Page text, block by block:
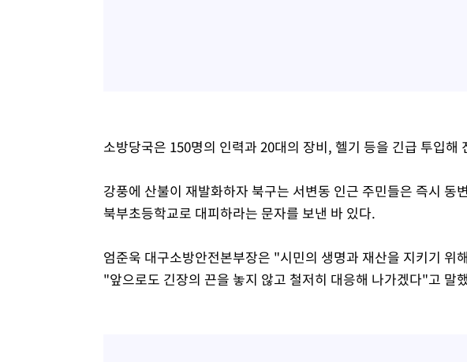
소방당국은 150명의 인력과 20대의 장비, 헬기 등을 긴급 투입해
강풍에 산불이 재발화하자 북구는 서변동 인근 주민들은 즉시 동
북부초등학교로 대피하라는 문자를 보낸 바 있다.
엄준욱 대구소방안전본부장은 "시민의 생명과 재산을 지키기 위
"앞으로도 긴장의 끈을 놓지 않고 철저히 대응해 나가겠다"고 말